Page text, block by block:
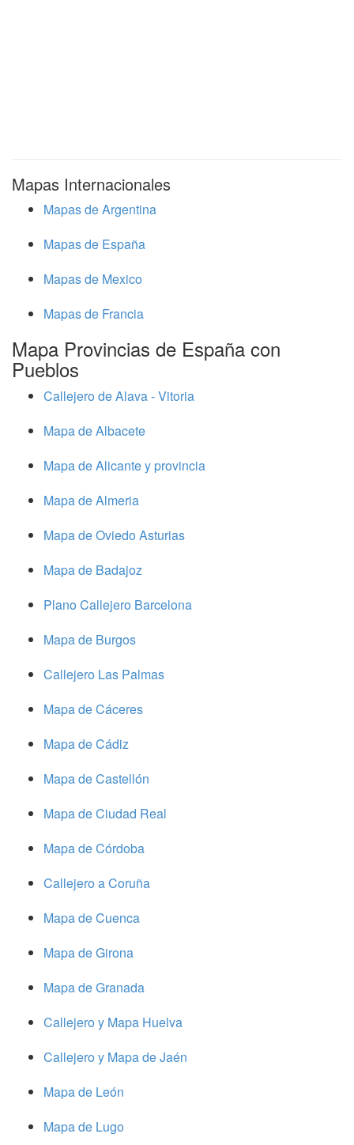
Mapas Internacionales
Mapas de Argentina
Mapas de España
Mapas de Mexico
Mapas de Francia
Mapa Provincias de España con
Pueblos
Callejero de Alava - Vitoria
Mapa de Albacete
Mapa de Alicante y provincia
Mapa de Almeria
Mapa de Oviedo Asturias
Mapa de Badajoz
Plano Callejero Barcelona
Mapa de Burgos
Callejero Las Palmas
Mapa de Cáceres
Mapa de Cádiz
Mapa de Castellón
Mapa de Ciudad Real
Mapa de Córdoba
Callejero a Coruña
Mapa de Cuenca
Mapa de Girona
Mapa de Granada
Callejero y Mapa Huelva
Callejero y Mapa de Jaén
Mapa de León
Mapa de Lugo